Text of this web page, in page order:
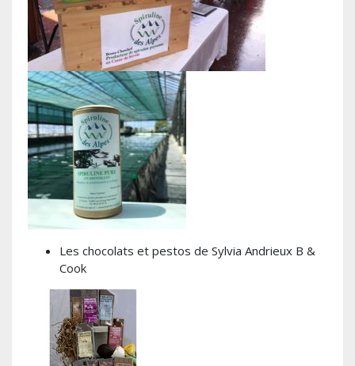
Les chocolats et pestos de Sylvia Andrieux B &
Cook